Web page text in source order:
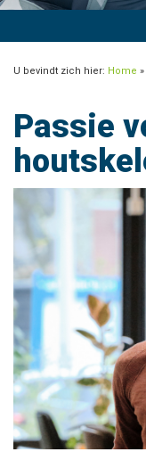
U bevindt zich hier: Home »
Passie